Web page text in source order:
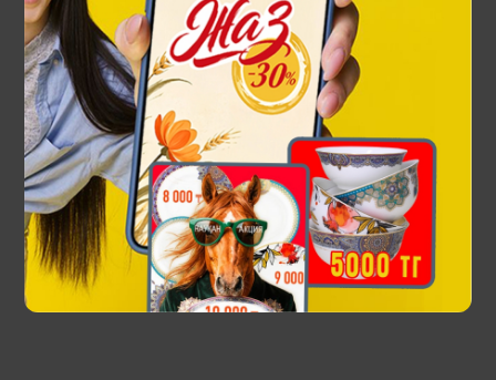
Чашка для супа с блюдцем Alasha
35 400 ₸